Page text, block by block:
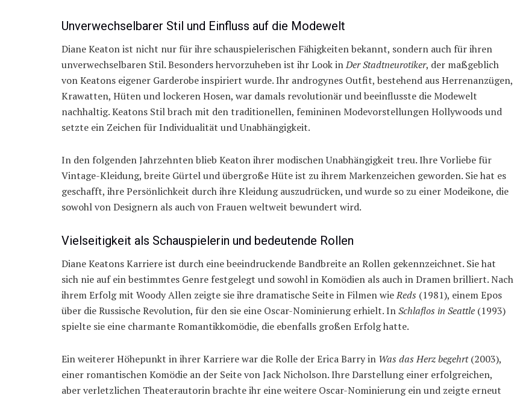
Unverwechselbarer Stil und Einfluss auf die Modewelt
Diane Keaton ist nicht nur für ihre schauspielerischen Fähigkeiten bekannt, sondern auch für ihren
unverwechselbaren Stil. Besonders hervorzuheben ist ihr Look inDer Stadtneurotiker, der maßgeblich
von Keatons eigener Garderobe inspiriert wurde. Ihr androgynes Outfit, bestehend aus Herrenanzügen,
Krawatten, Hüten und lockeren Hosen, war damals revolutionär und beeinflusste die Modewelt
nachhaltig. Keatons Stil brach mit den traditionellen, femininen Modevorstellungen Hollywoods und
setzte ein Zeichen für Individualität und Unabhängigkeit.
In den folgenden Jahrzehnten blieb Keaton ihrer modischen Unabhängigkeit treu. Ihre Vorliebe für
Vintage-Kleidung, breite Gürtel und übergroße Hüte ist zu ihrem Markenzeichen geworden. Sie hat es
geschafft, ihre Persönlichkeit durch ihre Kleidung auszudrücken, und wurde so zu einer Modeikone, die
sowohl von Designern als auch von Frauen weltweit bewundert wird.
Vielseitigkeit als Schauspielerin und bedeutende Rollen
Diane Keatons Karriere ist durch eine beeindruckende Bandbreite an Rollen gekennzeichnet. Sie hat
sich nie auf ein bestimmtes Genre festgelegt und sowohl in Komödien als auch in Dramen brilliert. Nach
ihrem Erfolg mit Woody Allen zeigte sie ihre dramatische Seite in Filmen wieReds (1981), einem Epos
über die Russische Revolution, für den sie eine Oscar-Nominierung erhielt. InSchlaflos in Seattle (1993)
spielte sie eine charmante Romantikkomödie, die ebenfalls großen Erfolg hatte.
Ein weiterer Höhepunkt in ihrer Karriere war die Rolle der Erica Barry in Was das Herz begehrt(2003),
einer romantischen Komödie an der Seite von Jack Nicholson. Ihre Darstellung einer erfolgreichen,
aber verletzlichen Theaterautorin brachte ihr eine weitere Oscar-Nominierung ein und zeigte erneut